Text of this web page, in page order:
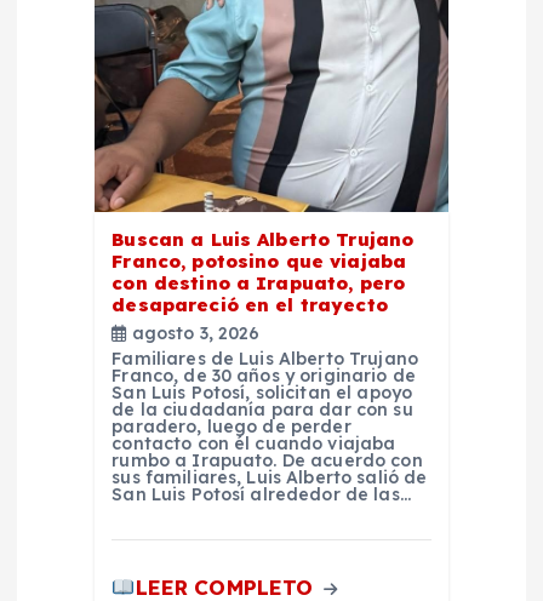
Buscan a Luis Alberto Trujano
Franco, potosino que viajaba
con destino a Irapuato, pero
desapareció en el trayecto
agosto 3, 2026
Familiares de Luis Alberto Trujano
Franco, de 30 años y originario de
San Luis Potosí, solicitan el apoyo
de la ciudadanía para dar con su
paradero, luego de perder
contacto con él cuando viajaba
rumbo a Irapuato. De acuerdo con
sus familiares, Luis Alberto salió de
San Luis Potosí alrededor de las…
LEER COMPLETO